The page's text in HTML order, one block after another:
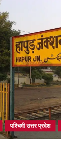
पश्चिमी उत्तर प्रदेश